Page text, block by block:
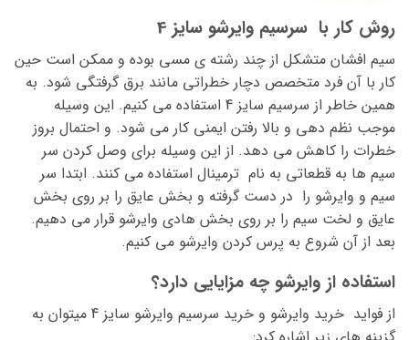
روش کار با سرسیم وایرشو سایز 4
سیم افشان متشکل از چند رشته ی مسی بوده و ممکن است حین
کار با آن فرد متخصص دچار خطراتی مانند برق گرفتگی شود. به
همین خاطر از سرسیم سایز 4 استفاده می کنیم. این وسیله
موجب نظم دهی و بالا رفتن ایمنی کار می شود. و احتمال بروز
خطرات را کاهش می دهد. از این وسیله برای وصل کردن سر
سیم ها به قطعاتی به نام ترمینال استفاده می کنند. ابتدا سر
سیم و وایرشو را در دست گرفته و بخش عایق را بر روی بخش
عایق و لخت سیم را بر روی بخش هادی وایرشو قرار می دهیم.
بعد از آن شروع به پرس کردن وایرشو می کنیم.
استفاده از وایرشو چه مزایایی دارد؟
از فواید خرید وایرشو و خرید سرسیم وایرشو سایز 4 میتوان به